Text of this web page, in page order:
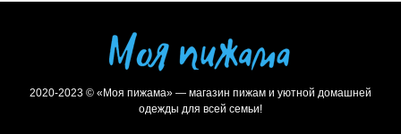
2020-2023 © «Моя пижама» — магазин пижам и уютной домашней
одежды для всей семьи!